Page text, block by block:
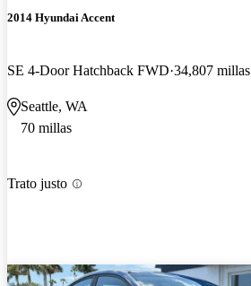
2014 Hyundai Accent
SE 4-Door Hatchback FWD 34,807 millas
Seattle, WA
70 millas
Trato justo